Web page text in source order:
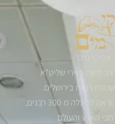
מים'
משה פנירי שליט"א
רמות בירושלים.
מ 300 רבנים,